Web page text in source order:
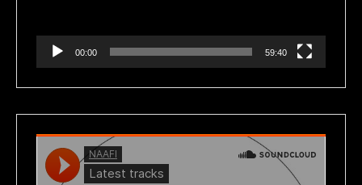
00:00 59:40